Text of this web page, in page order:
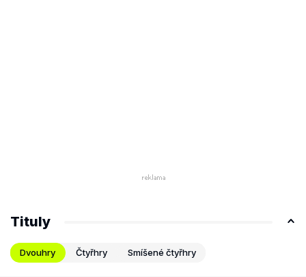
Tituly
Dvouhry Čtyřhry Smíšené čtyřhry